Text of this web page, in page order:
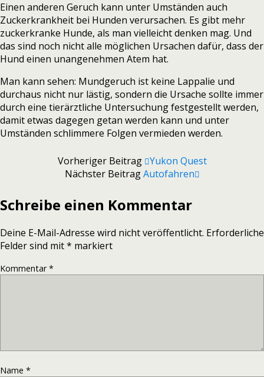
Einen anderen Geruch kann unter Umständen auch
Zuckerkrankheit bei Hunden verursachen. Es gibt mehr
zuckerkranke Hunde, als man vielleicht denken mag. Und
das sind noch nicht alle möglichen Ursachen dafür, dass der
Hund einen unangenehmen Atem hat.
Man kann sehen: Mundgeruch ist keine Lappalie und
durchaus nicht nur lästig, sondern die Ursache sollte immer
durch eine tierärztliche Untersuchung festgestellt werden,
damit etwas dagegen getan werden kann und unter
Umständen schlimmere Folgen vermieden werden.
Vorheriger Beitrag Yukon Quest
Nächster BeitragAutofahren
Schreibe einen Kommentar
Deine E-Mail-Adresse wird nicht veröffentlicht. Erforderliche
Felder sind mit* markiert
Kommentar*
Name *